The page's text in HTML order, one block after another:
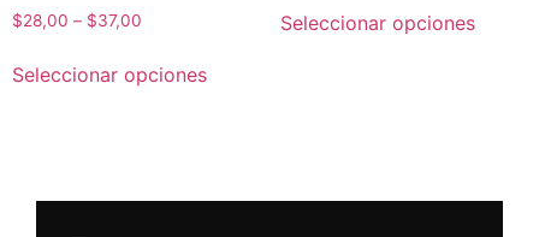
$28,00 – $37,00
Seleccionar opciones
Seleccionar opciones